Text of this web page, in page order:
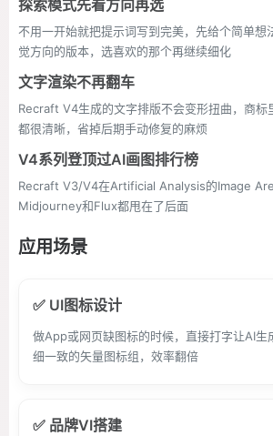
探索模式先看方向再选
不用一开始就把提示词写到完美，先给个简单想
觉方向的版本，选喜欢的那个再继续细化
文字渲染不再翻车
Recraft V4生成的文字排版不会变形扭曲，商标
都很清晰，省掉后期手动修复的麻烦
V4系列登顶过AI画图排行榜
Recraft V3/V4在Artificial Analysis的Image
Midjourney和Flux都甩在了后面
应用场景
✅ UI图标设计
做App或网页缺图标的时候，直接打字让AI生
细一致的矢量图标组，效率翻倍
✅ 品牌VI搭建